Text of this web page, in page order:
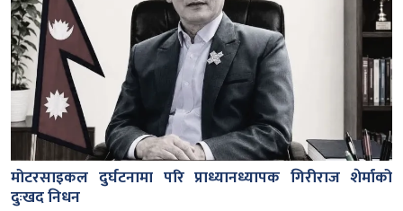
मोटरसाइकल दुर्घटनामा परि प्राध्यानध्यापक गिरीराज शेर्माको
दुःखद निधन